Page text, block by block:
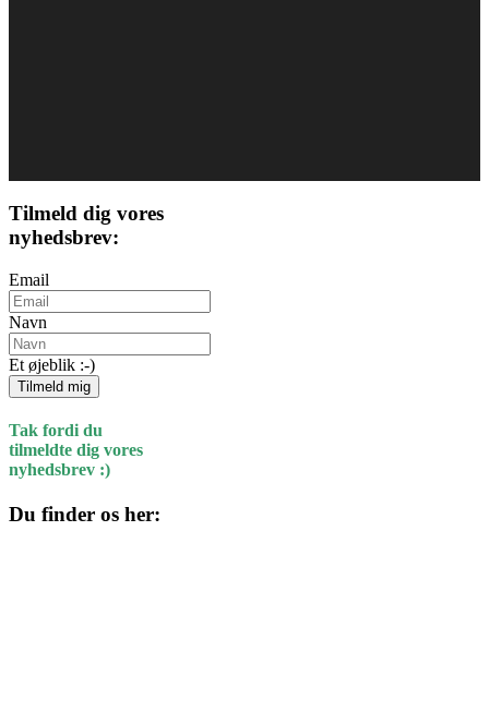
Tilmeld dig vores
nyhedsbrev:
Email
Navn
Et øjeblik :-)
Tilmeld mig
Tak fordi du
tilmeldte dig vores
nyhedsbrev :)
Du finder os her: